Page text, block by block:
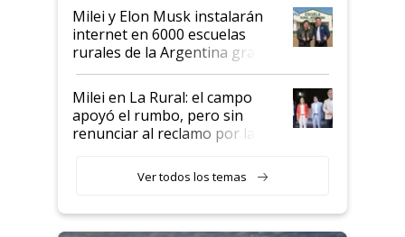
Milei y Elon Musk instalarán
internet en 6000 escuelas
rurales de la Argentina gracias
a un acuerdo con Starlink
Milei en La Rural: el campo
apoyó el rumbo, pero sin
renunciar al reclamo por las
Ver todos los temas